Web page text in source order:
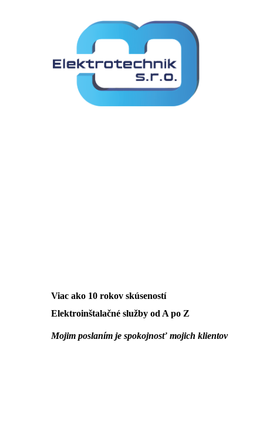
Viac ako 10 rokov skúseností
Elektroinštalačné služby od A po Z
Mojim poslaním je spokojnosť mojich klientov